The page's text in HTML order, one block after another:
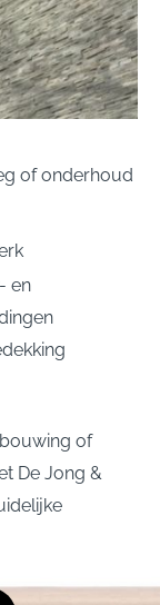
of onderhoud
en
of
De Jong &